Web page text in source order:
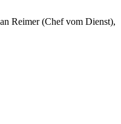
Reimer (Chef vom Dienst),